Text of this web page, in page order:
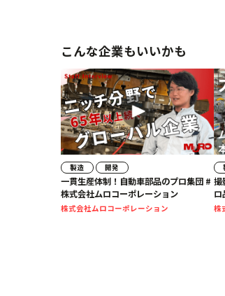
こんな企業もいいかも
製造 開発
一貫生産体制！自動車部品のプロ集団 #
株式会社ムロコーポレーション
株式会社ムロコーポレーション
撮
ロ
ム
株